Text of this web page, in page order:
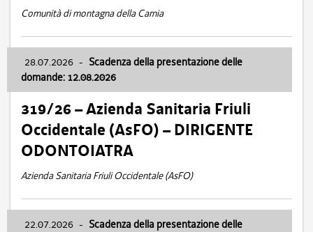
Comunità di montagna della Carnia
28.07.2026 - Scadenza della presentazione delle
domande: 12.08.2026
319/26 – Azienda Sanitaria Friuli
Occidentale (AsFO) – DIRIGENTE
ODONTOIATRA
Azienda Sanitaria Friuli Occidentale (AsFO)
22.07.2026 - Scadenza della presentazione delle